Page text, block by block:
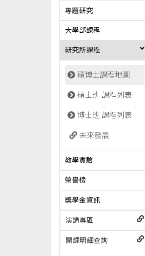
專題研究
大學部課程
研究所課程
碩博士課程地圖
碩士班 課程列表
博士班 課程列表
未來發展
教學實驗
榮譽榜
獎學金資訊
演講專區
開課明細查詢